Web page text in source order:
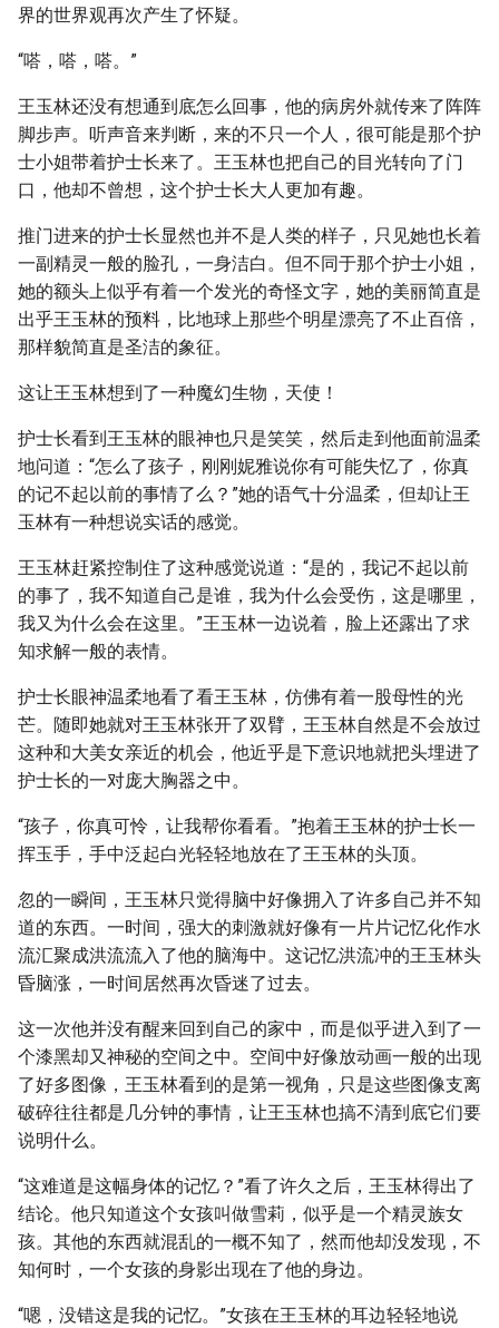
界的世界观再次产生了怀疑。
“嗒，嗒，嗒。”
王玉林还没有想通到底怎么回事，他的病房外就传来了阵阵
脚步声。听声音来判断，来的不只一个人，很可能是那个护
士小姐带着护士长来了。王玉林也把自己的目光转向了门
口，他却不曾想，这个护士长大人更加有趣。
推门进来的护士长显然也并不是人类的样子，只见她也长着
一副精灵一般的脸孔，一身洁白。但不同于那个护士小姐，
她的额头上似乎有着一个发光的奇怪文字，她的美丽简直是
出乎王玉林的预料，比地球上那些个明星漂亮了不止百倍，
那样貌简直是圣洁的象征。
这让王玉林想到了一种魔幻生物，天使！
护士长看到王玉林的眼神也只是笑笑，然后走到他面前温柔
地问道：“怎么了孩子，刚刚妮雅说你有可能失忆了，你真
的记不起以前的事情了么？”她的语气十分温柔，但却让王
玉林有一种想说实话的感觉。
王玉林赶紧控制住了这种感觉说道：“是的，我记不起以前
的事了，我不知道自己是谁，我为什么会受伤，这是哪里，
我又为什么会在这里。”王玉林一边说着，脸上还露出了求
知求解一般的表情。
护士长眼神温柔地看了看王玉林，仿佛有着一股母性的光
芒。随即她就对王玉林张开了双臂，王玉林自然是不会放过
这种和大美女亲近的机会，他近乎是下意识地就把头埋进了
护士长的一对庞大胸器之中。
“孩子，你真可怜，让我帮你看看。”抱着王玉林的护士长一
挥玉手，手中泛起白光轻轻地放在了王玉林的头顶。
忽的一瞬间，王玉林只觉得脑中好像拥入了许多自己并不知
道的东西。一时间，强大的刺激就好像有一片片记忆化作水
流汇聚成洪流流入了他的脑海中。这记忆洪流冲的王玉林头
昏脑涨，一时间居然再次昏迷了过去。
这一次他并没有醒来回到自己的家中，而是似乎进入到了一
个漆黑却又神秘的空间之中。空间中好像放动画一般的出现
了好多图像，王玉林看到的是第一视角，只是这些图像支离
破碎往往都是几分钟的事情，让王玉林也搞不清到底它们要
说明什么。
“这难道是这幅身体的记忆？”看了许久之后，王玉林得出了
结论。他只知道这个女孩叫做雪莉，似乎是一个精灵族女
孩。其他的东西就混乱的一概不知了，然而他却没发现，不
知何时，一个女孩的身影出现在了他的身边。
“嗯，没错这是我的记忆。”女孩在王玉林的耳边轻轻地说